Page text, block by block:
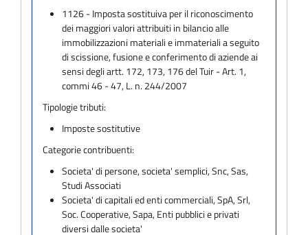
1126 - Imposta sostituiva per il riconoscimento
dei maggiori valori attribuiti in bilancio alle
immobilizzazioni materiali e immateriali a seguito
di scissione, fusione e conferimento di aziende ai
sensi degli artt. 172, 173, 176 del Tuir - Art. 1,
commi 46 - 47, L. n. 244/2007
Tipologie tributi:
Imposte sostitutive
Categorie contribuenti:
Societa' di persone, societa' semplici, Snc, Sas,
Studi Associati
Societa' di capitali ed enti commerciali, SpA, Srl,
Soc. Cooperative, Sapa, Enti pubblici e privati
diversi dalle societa'